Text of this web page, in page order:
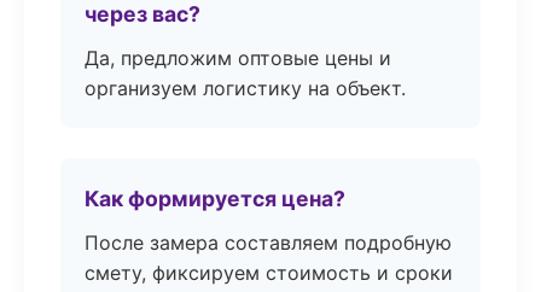
через вас?
Да, предложим оптовые цены и
организуем логистику на объект.
Как формируется цена?
После замера составляем подробную
смету, фиксируем стоимость и сроки